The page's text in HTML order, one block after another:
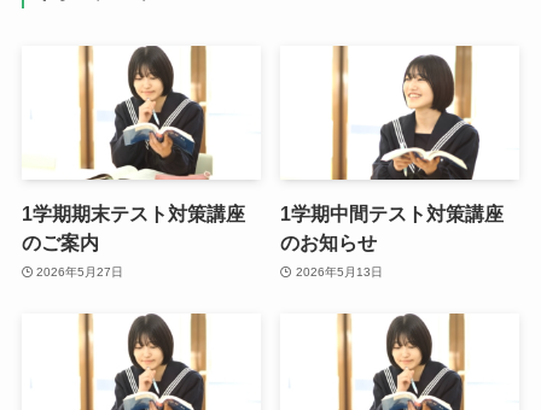
1学期期末テスト対策講座
のご案内
2026年5月27日
1学期中間テスト対策講座
のお知らせ
2026年5月13日